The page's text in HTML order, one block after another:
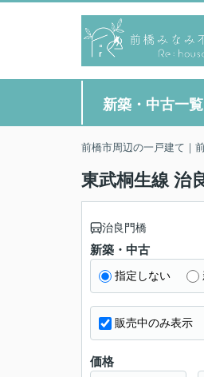
新築・中古一覧
前橋市周辺の一戸建て｜
東武桐生線 治
治良門橋
新築・中古
指定しない
販売中のみ表示
価格